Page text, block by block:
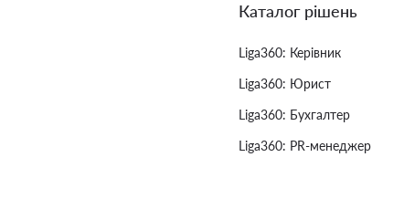
Каталог рішень
Liga360: Керівник
Liga360: Юрист
Liga360: Бухгалтер
Liga360: PR-менеджер